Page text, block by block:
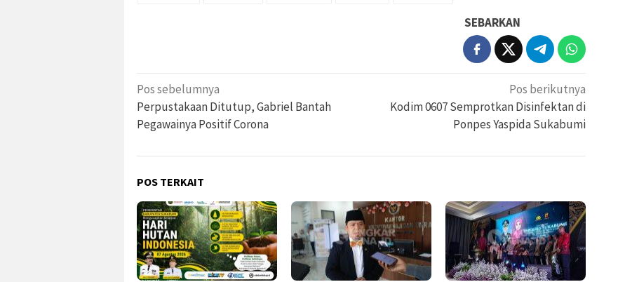
SEBARKAN
Navigasi
pos
Pos sebelumnya
Perpustakaan Ditutup, Gabriel Bantah
Pegawainya Positif Corona
Pos berikutnya
Kodim 0607 Semprotkan Disinfektan di
Ponpes Yaspida Sukabumi
POS TERKAIT